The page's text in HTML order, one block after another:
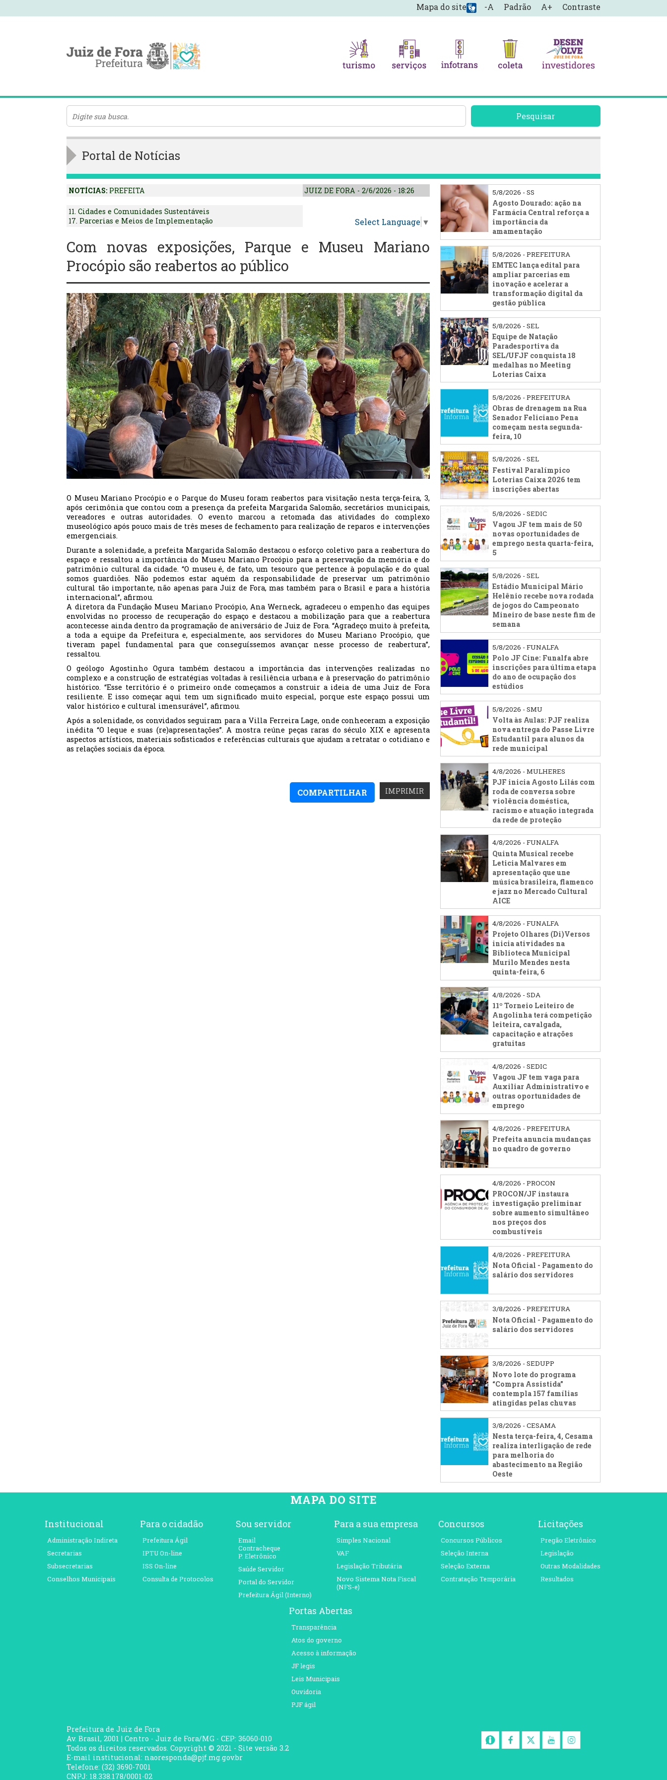
-A Padrão A+ Contraste
Mapa do site
Pesquisar
Portal de Notícias
NOTÍCIAS: PREFEITA JUIZ DE FORA - 2/6/2026 - 18:26
11. Cidades e Comunidades Sustentáveis
17. Parcerias e Meios de Implementação
Select Language ▼
Com novas exposições, Parque e Museu Mariano
Procópio são reabertos ao público
O Museu Mariano Procópio e o Parque do Museu foram reabertos para visitação nesta terça-feira, 3,
após cerimônia que contou com a presença da prefeita Margarida Salomão, secretários municipais,
vereadores e outras autoridades. O evento marcou a retomada das atividades do complexo
museológico após pouco mais de três meses de fechamento para realização de reparos e intervenções
emergenciais.
Durante a solenidade, a prefeita Margarida Salomão destacou o esforço coletivo para a reabertura do
espaço e ressaltou a importância do Museu Mariano Procópio para a preservação da memória e do
patrimônio cultural da cidade. “O museu é, de fato, um tesouro que pertence à população e do qual
somos guardiões. Não podemos estar aquém da responsabilidade de preservar um patrimônio
cultural tão importante, não apenas para Juiz de Fora, mas também para o Brasil e para a história
internacional”, afirmou.
A diretora da Fundação Museu Mariano Procópio, Ana Werneck, agradeceu o empenho das equipes
envolvidas no processo de recuperação do espaço e destacou a mobilização para que a reabertura
acontecesse ainda dentro da programação de aniversário de Juiz de Fora. “Agradeço muito à prefeita,
a toda a equipe da Prefeitura e, especialmente, aos servidores do Museu Mariano Procópio, que
tiveram papel fundamental para que conseguíssemos avançar nesse processo de reabertura”,
ressaltou.
O geólogo Agostinho Ogura também destacou a importância das intervenções realizadas no
complexo e a construção de estratégias voltadas à resiliência urbana e à preservação do patrimônio
histórico. “Esse território é o primeiro onde começamos a construir a ideia de uma Juiz de Fora
resiliente. E isso começar aqui tem um significado muito especial, porque este espaço possui um
valor histórico e cultural imensurável”, afirmou.
Após a solenidade, os convidados seguiram para a Villa Ferreira Lage, onde conheceram a exposição
inédita “O leque e suas (re)apresentações”. A mostra reúne peças raras do século XIX e apresenta
aspectos artísticos, materiais sofisticados e referências culturais que ajudam a retratar o cotidiano e
as relações sociais da época.
IMPRIMIR
COMPARTILHAR
5/8/2026 - SS
Agosto Dourado: ação na
Farmácia Central reforça a
importância da
amamentação
5/8/2026 - PREFEITURA
EMTEC lança edital para
ampliar parcerias em
inovação e acelerar a
transformação digital da
gestão pública
5/8/2026 - SEL
Equipe de Natação
Paradesportiva da
SEL/UFJF conquista 18
medalhas no Meeting
Loterias Caixa
5/8/2026 - PREFEITURA
Obras de drenagem na Rua
Senador Feliciano Pena
começam nesta segunda-
feira, 10
5/8/2026 - SEL
Festival Paralímpico
Loterias Caixa 2026 tem
inscrições abertas
5/8/2026 - SEDIC
Vagou JF tem mais de 50
novas oportunidades de
emprego nesta quarta-feira,
5
5/8/2026 - SEL
Estádio Municipal Mário
Helênio recebe nova rodada
de jogos do Campeonato
Mineiro de base neste fim de
semana
5/8/2026 - FUNALFA
Polo JF Cine: Funalfa abre
inscrições para última etapa
do ano de ocupação dos
estúdios
5/8/2026 - SMU
Volta às Aulas: PJF realiza
nova entrega do Passe Livre
Estudantil para alunos da
rede municipal
4/8/2026 - MULHERES
PJF inicia Agosto Lilás com
roda de conversa sobre
violência doméstica,
racismo e atuação integrada
da rede de proteção
4/8/2026 - FUNALFA
Quinta Musical recebe
Leticia Malvares em
apresentação que une
música brasileira, flamenco
e jazz no Mercado Cultural
AICE
4/8/2026 - FUNALFA
Projeto Olhares (Di)Versos
inicia atividades na
Biblioteca Municipal
Murilo Mendes nesta
quinta-feira, 6
4/8/2026 - SDA
11º Torneio Leiteiro de
Angolinha terá competição
leiteira, cavalgada,
capacitação e atrações
gratuitas
4/8/2026 - SEDIC
Vagou JF tem vaga para
Auxiliar Administrativo e
outras oportunidades de
emprego
4/8/2026 - PREFEITURA
Prefeita anuncia mudanças
no quadro de governo
4/8/2026 - PROCON
PROCON/JF instaura
investigação preliminar
sobre aumento simultâneo
nos preços dos
combustíveis
4/8/2026 - PREFEITURA
Nota Oficial - Pagamento do
salário dos servidores
3/8/2026 - PREFEITURA
Nota Oficial - Pagamento do
salário dos servidores
3/8/2026 - SEDUPP
Novo lote do programa
“Compra Assistida”
contempla 157 famílias
atingidas pelas chuvas
3/8/2026 - CESAMA
Nesta terça-feira, 4, Cesama
realiza interligação de rede
para melhoria do
abastecimento na Região
Oeste
MAPA DO SITE
Institucional
Administração Indireta
Secretarias
Subsecretarias
Conselhos Municipais
Para o cidadão
Prefeitura Ágil
IPTU On-line
ISS On-line
Consulta de Protocolos
Sou servidor
Email
Contracheque
P. Eletrônico
Saúde Servidor
Portal do Servidor
Prefeitura Ágil (Interno)
Para a sua empresa
Simples Nacional
VAF
Legislação Tributária
Novo Sistema Nota Fiscal
(NFS-e)
Concursos
Concursos Públicos
Seleção Interna
Seleção Externa
Contratação Temporária
Licitações
Pregão Eletrônico
Legislação
Outras Modalidades
Resultados
Portas Abertas
Transparência
Atos do governo
Acesso à informação
JF legis
Leis Municipais
Ouvidoria
PJF ágil
Prefeitura de Juiz de Fora
Av. Brasil, 2001 | Centro - Juiz de Fora/MG - CEP: 36060-010
Todos os direitos reservados. Copyright © 2021 - Site versão 3.2
E-mail institucional: naoresponda@pjf.mg.gov.br
Telefone: (32) 3690-7001
CNPJ: 18.338.178/0001-02